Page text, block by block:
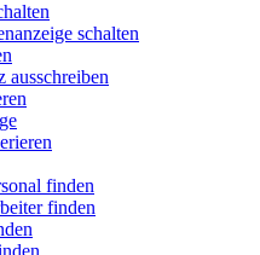
schalten
ausschreiben
finden
finden